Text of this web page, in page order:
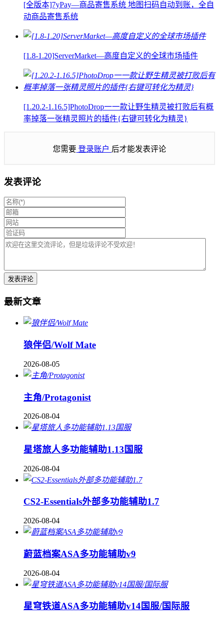
[全版本]7yPay—商品寄售系统 地图扫码自动到账，全自
动商品寄售系统
[1.8-1.20]ServerMarket—高度自定义的全球市场插件
[1.20.2-1.16.5]PhotoDrop一一款让野生精灵被打败后有概
率掉落一张精灵照片的插件{右键可转化为精灵}
您需要 登录账户 后才能发表评论
发表评论
最新文章
狼伴侣/Wolf Mate
2026-08-05
主角/Protagonist
2026-08-04
星塔旅人多功能辅助1.13国服
2026-08-04
CS2-Essentials外部多功能辅助1.7
2026-08-04
蔚蓝档案ASA多功能辅助v9
2026-08-04
星穹铁道ASA多功能辅助v14国服/国际服